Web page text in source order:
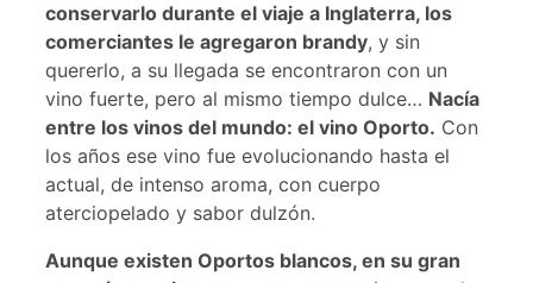
conservarlo durante el viaje a Inglaterra, los
comerciantes le agregaron brandy, y sin
quererlo, a su llegada se encontraron con un
vino fuerte, pero al mismo tiempo dulce… Nacía
entre los vinos del mundo: el vino Oporto. Con
los años ese vino fue evolucionando hasta el
actual, de intenso aroma, con cuerpo
aterciopelado y sabor dulzón.
Aunque existen Oportos blancos, en su gran